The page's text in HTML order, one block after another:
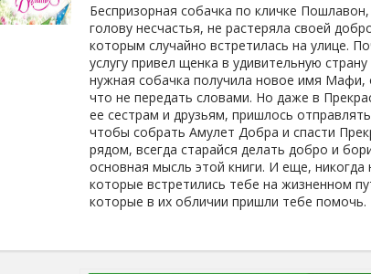
Беспризорная собачка по кличке
голову несчастья, не растеряла своей
которым случайно встретилась на улице.
услугу привел щенка в удивительную
нужная собачка получила новое имя Мафи,
что не передать словами. Но даже в
ее сестрам и друзьям, пришлось
чтобы собрать Амулет Добра и спасти
рядом, всегда старайся делать добро и
основная мысль этой книги. И еще,
которые встретились тебе на жизненном
которые в их обличии пришли тебе помочь.